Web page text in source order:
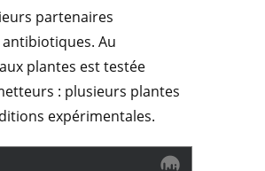
partenaires
Au
plantes est testée
: plusieurs plantes
expérimentales.